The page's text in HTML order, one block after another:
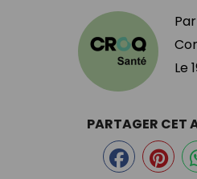
Par
Le
PARTAGER CET